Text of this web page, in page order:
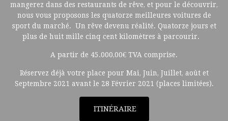
mangerez dans des restaurants de rêve, et pour le découvrir,
nous vous proposons les quatorze meilleures voitures de
sport du marché. Un rêve devenu réalité. Quatorze jours et
plus de huit mille cinq cent kilomètres à parcourir.
A partir de 45.000,00€ TVA comprise.
Réservez déjà votre place pour Mai, Juin, Juillet, août et
Septembre 2021 avant le 28 Février 2021 (places limitées).
ITINÉRAIRE